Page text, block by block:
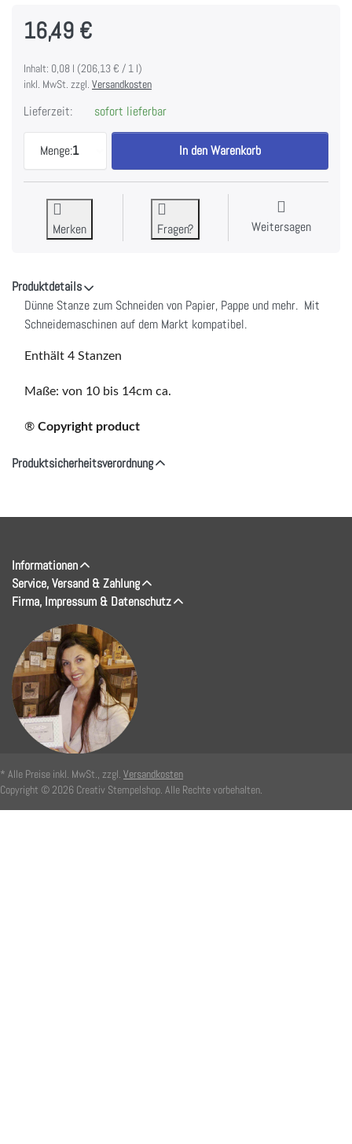
16,49 €
Inhalt: 0,08 l (206,13 € / 1 l)
inkl. MwSt. zzgl. Versandkosten
Lieferzeit: sofort lieferbar
Menge:1
Tris di foglie von Tommy Art zu 16,49 €, Menge 1.
In den Warenkorb
Merken Fragen? Weitersagen
Produktdetails
Dünne Stanze zum Schneiden von Papier, Pappe und mehr. Mit
Schneidemaschinen auf dem Markt kompatibel.
Enthält 4 Stanzen
Maße: von 10 bis 14cm ca.
® Copyright product
Produktsicherheitsverordnung
Informationen
Service, Versand & Zahlung
Firma, Impressum & Datenschutz
* Alle Preise inkl. MwSt., zzgl. Versandkosten
Copyright © 2026 Creativ Stempelshop. Alle Rechte vorbehalten.